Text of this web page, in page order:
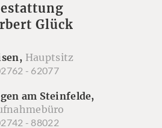
Glück
Hauptsitz
- 62077
am Steinfelde,
- 88022